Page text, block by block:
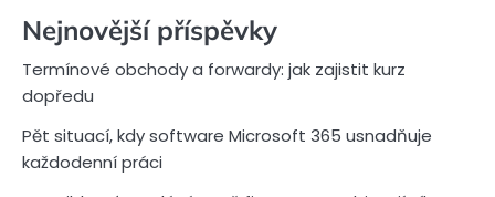
Nejnovější příspěvky
Termínové obchody a forwardy: jak zajistit kurz
dopředu
Pět situací, kdy software Microsoft 365 usnadňuje
každodenní práci